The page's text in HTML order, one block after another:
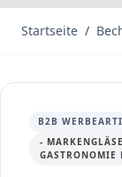
Startseite /
B2B
-
GASTRONOMIE